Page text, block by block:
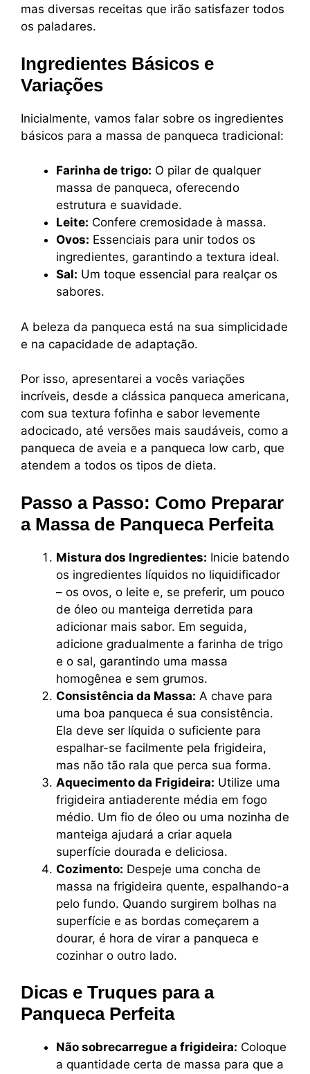
mas diversas receitas que irão satisfazer todos
os paladares.
Ingredientes Básicos e
Variações
Inicialmente, vamos falar sobre os ingredientes
básicos para a massa de panqueca tradicional:
Farinha de trigo: O pilar de qualquer
massa de panqueca, oferecendo
estrutura e suavidade.
Leite: Confere cremosidade à massa.
Ovos: Essenciais para unir todos os
ingredientes, garantindo a textura ideal.
Sal: Um toque essencial para realçar os
sabores.
A beleza da panqueca está na sua simplicidade
e na capacidade de adaptação.
Por isso, apresentarei a vocês variações
incríveis, desde a clássica panqueca americana,
com sua textura fofinha e sabor levemente
adocicado, até versões mais saudáveis, como a
panqueca de aveia e a panqueca low carb, que
atendem a todos os tipos de dieta.
Passo a Passo: Como Preparar
a Massa de Panqueca Perfeita
Mistura dos Ingredientes: Inicie batendo
os ingredientes líquidos no liquidificador
– os ovos, o leite e, se preferir, um pouco
de óleo ou manteiga derretida para
adicionar mais sabor. Em seguida,
adicione gradualmente a farinha de trigo
e o sal, garantindo uma massa
homogênea e sem grumos.
Consistência da Massa: A chave para
uma boa panqueca é sua consistência.
Ela deve ser líquida o suficiente para
espalhar-se facilmente pela frigideira,
mas não tão rala que perca sua forma.
Aquecimento da Frigideira: Utilize uma
frigideira antiaderente média em fogo
médio. Um fio de óleo ou uma nozinha de
manteiga ajudará a criar aquela
superfície dourada e deliciosa.
Cozimento: Despeje uma concha de
massa na frigideira quente, espalhando-a
pelo fundo. Quando surgirem bolhas na
superfície e as bordas começarem a
dourar, é hora de virar a panqueca e
cozinhar o outro lado.
Dicas e Truques para a
Panqueca Perfeita
Não sobrecarregue a frigideira: Coloque
a quantidade certa de massa para que a